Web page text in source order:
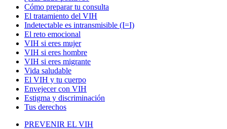
Cómo preparar tu consulta
El tratamiento del VIH
Indetectable es intransmisible (I=I)
El reto emocional
VIH si eres mujer
VIH si eres hombre
VIH si eres migrante
Vida saludable
El VIH y tu cuerpo
Envejecer con VIH
Estigma y discriminación
Tus derechos
PREVENIR EL VIH